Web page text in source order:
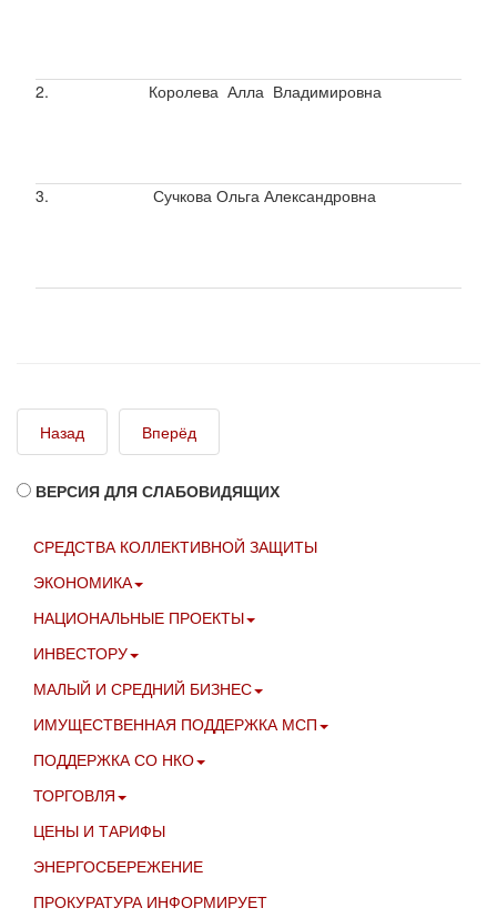
2. Королева Алла Владимировна
3. Сучкова Ольга Александровна
Назад Вперёд
ВЕРСИЯ ДЛЯ СЛАБОВИДЯЩИХ
СРЕДСТВА КОЛЛЕКТИВНОЙ ЗАЩИТЫ
ЭКОНОМИКА
НАЦИОНАЛЬНЫЕ ПРОЕКТЫ
ИНВЕСТОРУ
МАЛЫЙ И СРЕДНИЙ БИЗНЕС
ИМУЩЕСТВЕННАЯ ПОДДЕРЖКА МСП
ПОДДЕРЖКА СО НКО
ТОРГОВЛЯ
ЦЕНЫ И ТАРИФЫ
ЭНЕРГОСБЕРЕЖЕНИЕ
ПРОКУРАТУРА ИНФОРМИРУЕТ